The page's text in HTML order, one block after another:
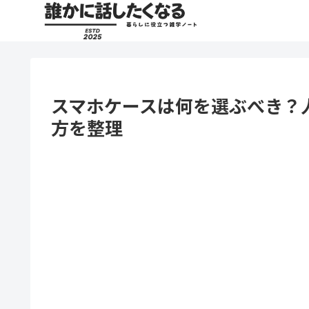
スマホケースは何を選ぶべき
方を整理